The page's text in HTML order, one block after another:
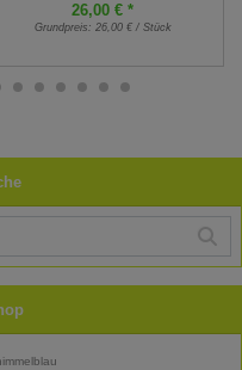
26,00 € *
Grundpreis: 26,00 € / Stück